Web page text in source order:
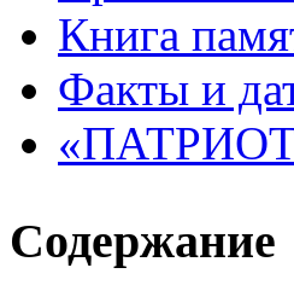
Книга
Факты и
«ПАТРИОТ
Содержание